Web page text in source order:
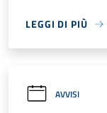
LEGGI DI PIÙ
AVVISI